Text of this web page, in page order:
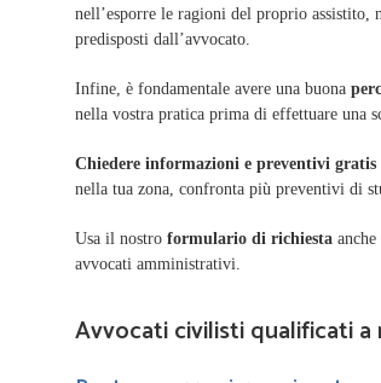
nell’esporre le ragioni del proprio
predisposti dall’avvocato.
Infine, è fondamentale avere una buona
nella vostra pratica prima di effettuare una
Chiedere informazioni e preventivi gratis
nella tua zona, confronta più preventivi di
Usa il nostro formulario di richiesta
avvocati amministrativi.
Avvocati civilisti qualificati